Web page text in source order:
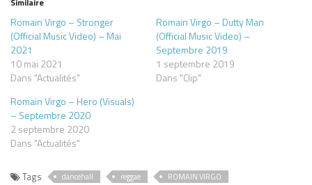
Romain Virgo – Stronger
(Official Music Video) – Mai
2021
10 mai 2021
Dans "Actualités"
Romain Virgo – Dutty Man
(Official Music Video) –
Septembre 2019
1 septembre 2019
Dans "Clip"
Romain Virgo – Hero (Visuals)
– Septembre 2020
2 septembre 2020
Dans "Actualités"
Tags dancehall reggae ROMAIN VIRGO